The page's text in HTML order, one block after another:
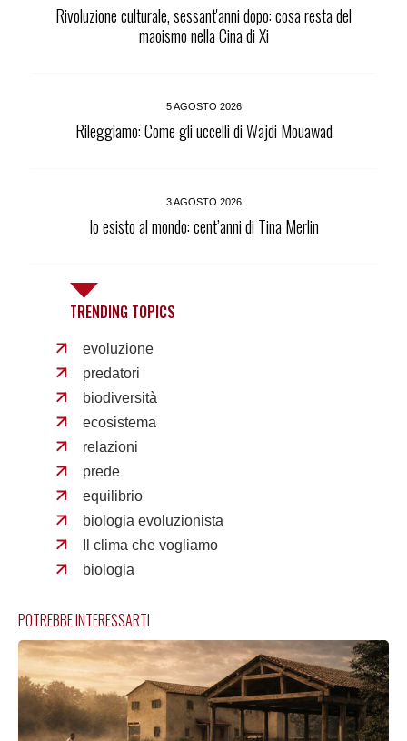
Rivoluzione culturale, sessant'anni dopo: cosa resta del
maoismo nella Cina di Xi
5 AGOSTO 2026
Rileggiamo: Come gli uccelli di Wajdi Mouawad
3 AGOSTO 2026
Io esisto al mondo: cent’anni di Tina Merlin
TRENDING TOPICS
evoluzione
predatori
biodiversità
ecosistema
relazioni
prede
equilibrio
biologia evoluzionista
Il clima che vogliamo
biologia
POTREBBE INTERESSARTI